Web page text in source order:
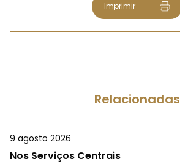
Imprimir
Relacionadas
9 agosto 2026
Nos Serviços Centrais